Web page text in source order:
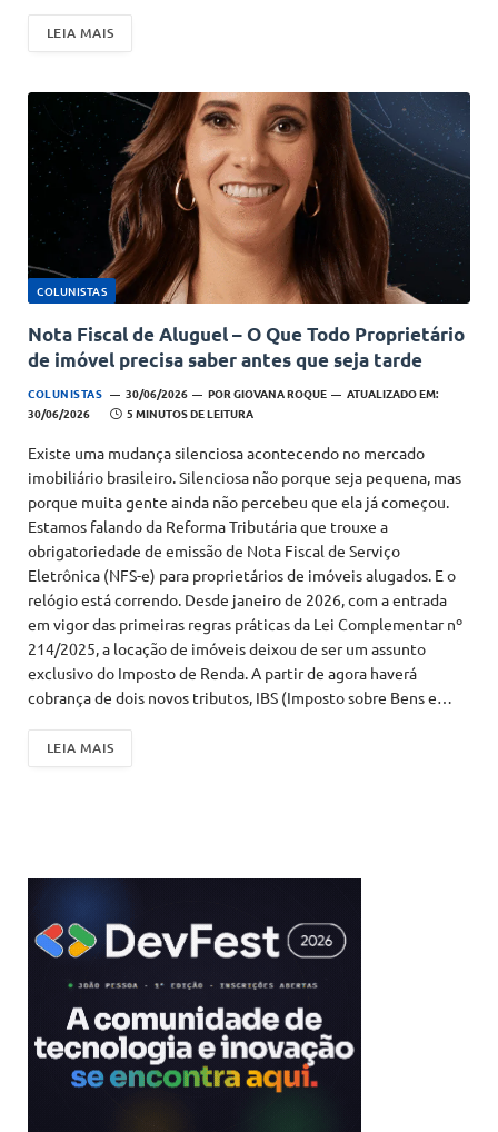
LEIA MAIS
COLUNISTAS
Nota Fiscal de Aluguel – O Que Todo Proprietário
de imóvel precisa saber antes que seja tarde
COLUNISTAS 30/06/2026 PORGIOVANA ROQUE
ATUALIZADO EM:
30/06/2026
5 MINUTOS DE LEITURA
Existe uma mudança silenciosa acontecendo no mercado
imobiliário brasileiro. Silenciosa não porque seja pequena, mas
porque muita gente ainda não percebeu que ela já começou.
Estamos falando da Reforma Tributária que trouxe a
obrigatoriedade de emissão de Nota Fiscal de Serviço
Eletrônica (NFS-e) para proprietários de imóveis alugados. E o
relógio está correndo. Desde janeiro de 2026, com a entrada
em vigor das primeiras regras práticas da Lei Complementar nº
214/2025, a locação de imóveis deixou de ser um assunto
exclusivo do Imposto de Renda. A partir de agora haverá
cobrança de dois novos tributos, IBS (Imposto sobre Bens e…
LEIA MAIS